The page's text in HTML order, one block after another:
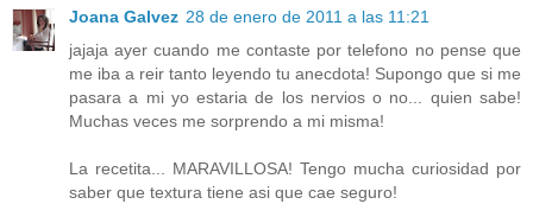
Joana Galvez 28 de enero de 2011 a las 11:21
jajaja ayer cuando me contaste por telefono no pense que
me iba a reir tanto leyendo tu anecdota! Supongo que si me
pasara a mi yo estaria de los nervios o no... quien sabe!
Muchas veces me sorprendo a mi misma!
La recetita... MARAVILLOSA! Tengo mucha curiosidad por
saber que textura tiene asi que cae seguro!